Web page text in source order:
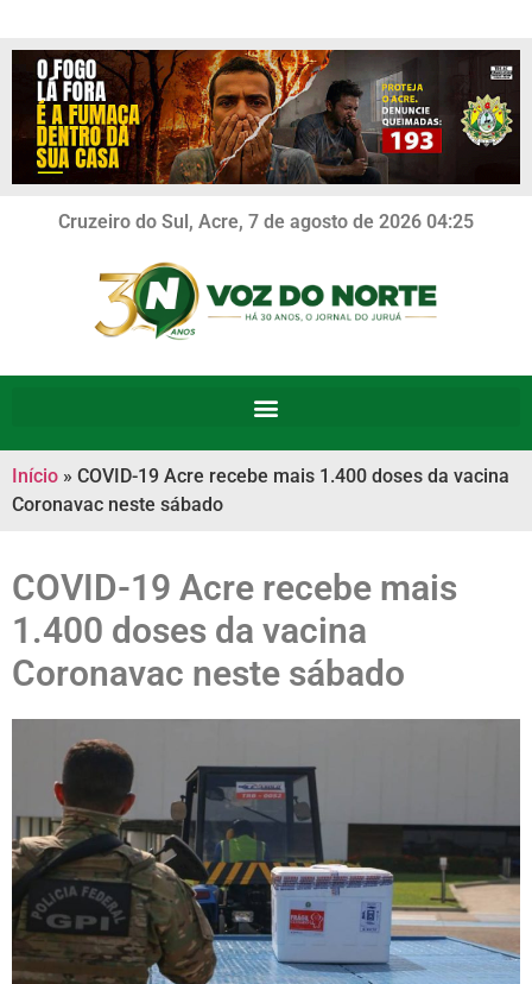
Cruzeiro do Sul, Acre, 7 de agosto de 2026 04:25
Início » COVID-19 Acre recebe mais 1.400 doses da vacina
Coronavac neste sábado
COVID-19 Acre recebe mais
1.400 doses da vacina
Coronavac neste sábado